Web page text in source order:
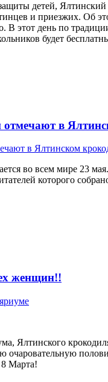
детей, Ялтинский
и приезжих. Об
В этот день по
будет
в
во всем мире 23
которого
женщин!!
Ялтинского
очаровательную
Марта!